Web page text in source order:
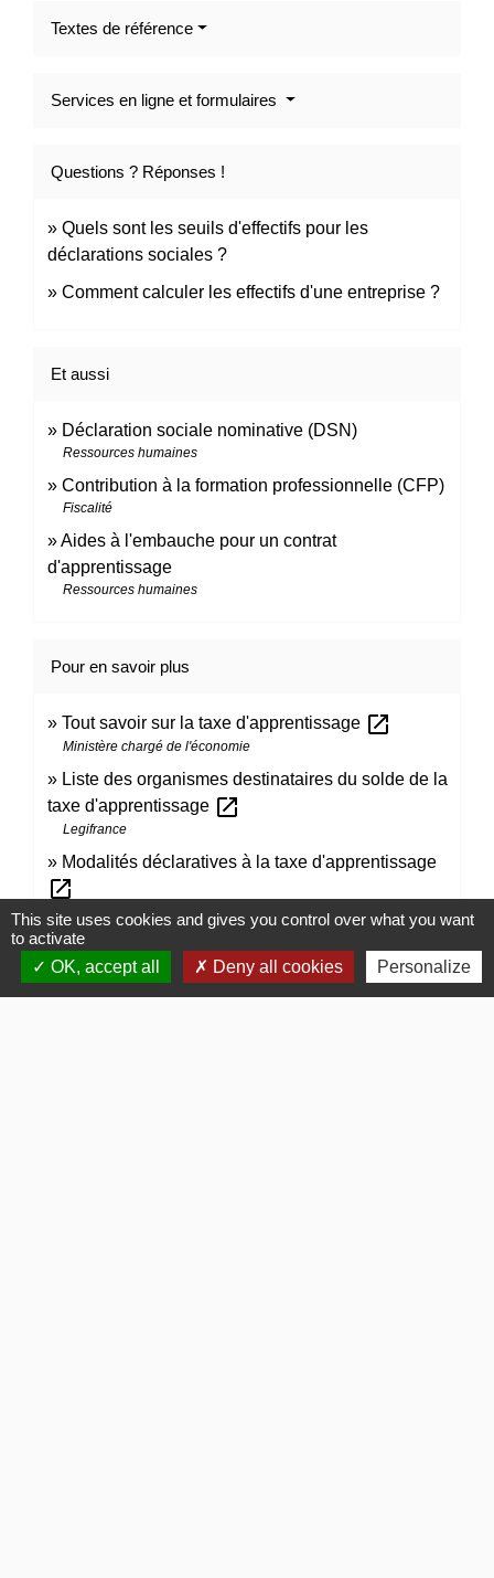
Textes de référence
Services en ligne et formulaires
Questions ? Réponses !
Quels sont les seuils d'effectifs pour les
déclarations sociales ?
Comment calculer les effectifs d'une entreprise ?
Et aussi
Déclaration sociale nominative (DSN)
Ressources humaines
Contribution à la formation professionnelle (CFP)
Fiscalité
Aides à l'embauche pour un contrat
d'apprentissage
Ressources humaines
Pour en savoir plus
Tout savoir sur la taxe d'apprentissage open_in_new
Ministère chargé de l'économie
Liste des organismes destinataires du solde de la
taxe d'apprentissage open_in_new
Legifrance
Modalités déclaratives à la taxe d'apprentissage
open_in_new
Signaler une erreur sur cette page
This site uses cookies and gives you control over what you want
to activate
OK, accept all
Deny all cookies Personalize